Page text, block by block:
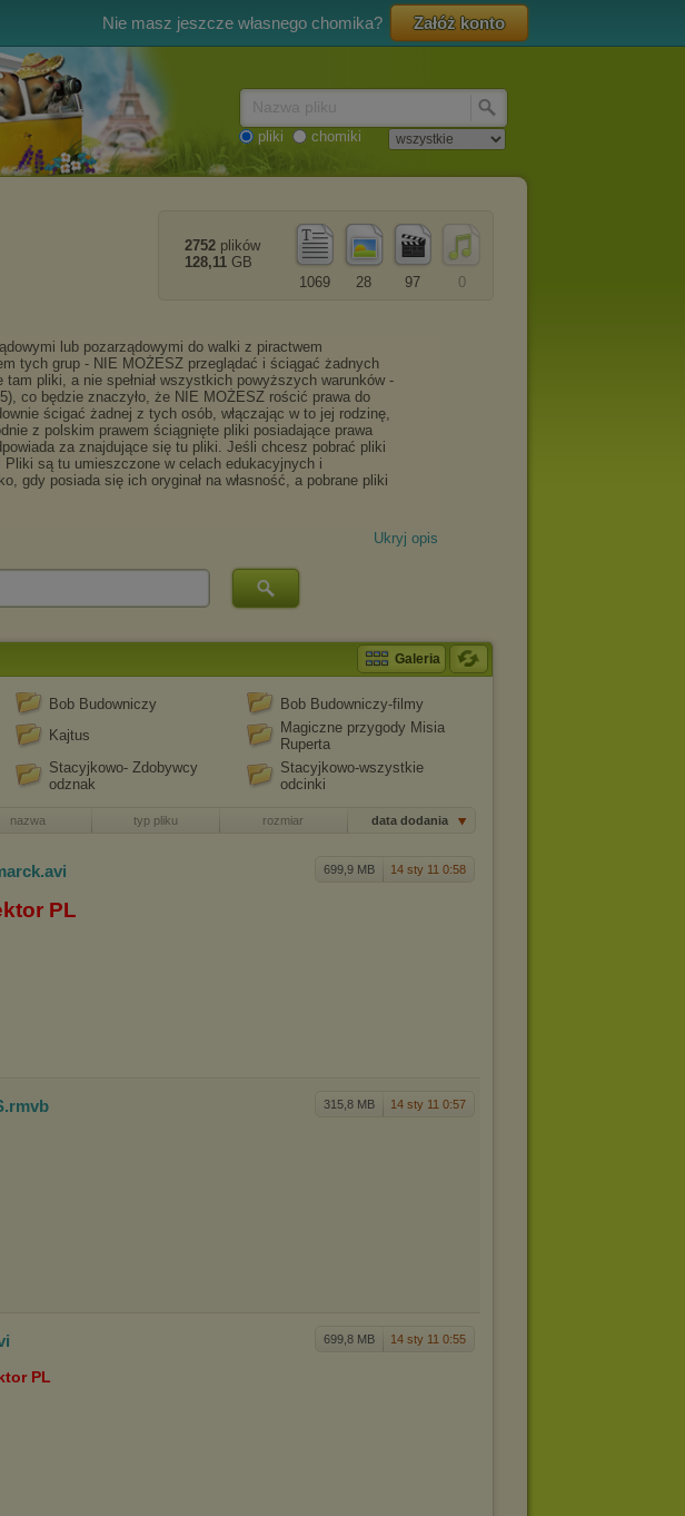
Nie masz jeszcze własnego chomika? Załóż konto
pliki chomiki
0
97
28
1069
2752 plików
128,11 GB
Ukryj opis
Galeria
Bob Budowniczy
Bob Budowniczy-filmy
Kajtus
Magiczne przygody Misia
Ruperta
Stacyjkowo- Zdobywcy
odznak
Stacyjkowo-wszystkie
odcinki
nazwa typ pliku rozmiar data dodania
699,9 MB 14 sty 11 0:58
.avi
PL
315,8 MB 14 sty 11 0:57
.rmvb
699,8 MB 14 sty 11 0:55
PL